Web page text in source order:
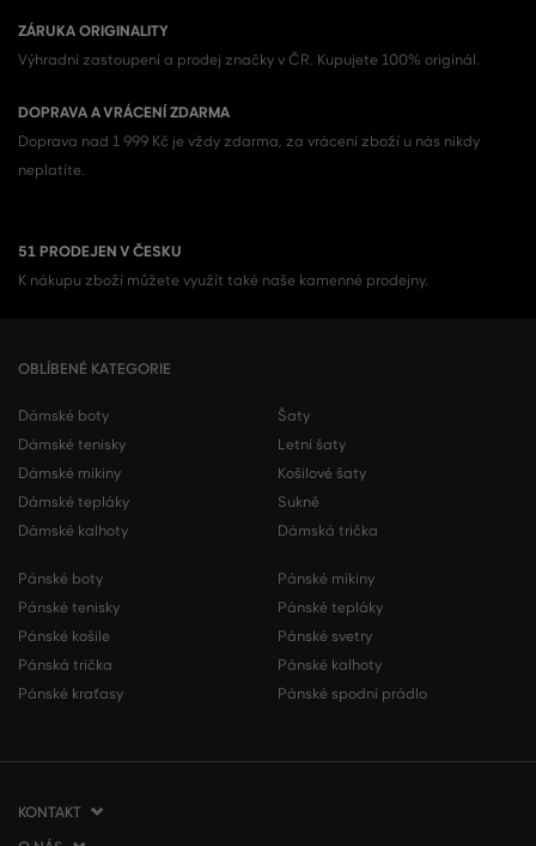
ZÁRUKA ORIGINALITY
Výhradní zastoupení a prodej značky v ČR. Kupujete 100% originál.
DOPRAVA A VRÁCENÍ ZDARMA
Doprava nad 1 999 Kč je vždy zdarma, za vrácení zboží u nás nikdy
neplatíte.
51 PRODEJEN V ČESKU
K nákupu zboží můžete využít také naše kamenné prodejny.
OBLÍBENÉ KATEGORIE
Dámské boty
Dámské tenisky
Dámské mikiny
Dámské tepláky
Dámské kalhoty
Šaty
Letní šaty
Košilové šaty
Sukně
Dámská trička
Pánské boty
Pánské tenisky
Pánské košile
Pánská trička
Pánské kraťasy
Pánské mikiny
Pánské tepláky
Pánské svetry
Pánské kalhoty
Pánské spodní prádlo
KONTAKT